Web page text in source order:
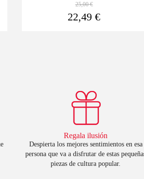
25,00 €
22,49 €
Regala ilusión
Despierta los mejores sentimientos en esa
persona que va a disfrutar de estas
piezas de cultura popular.